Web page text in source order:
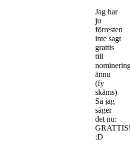
Jag har
ju
förresten
inte sagt
grattis
till
ännu
(fy
skäms)
Så jag
säger
det nu:
:D